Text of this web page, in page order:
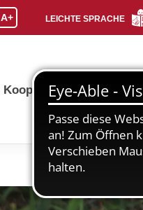
A+ LEICHTE SPRACHE
Kooperation Service